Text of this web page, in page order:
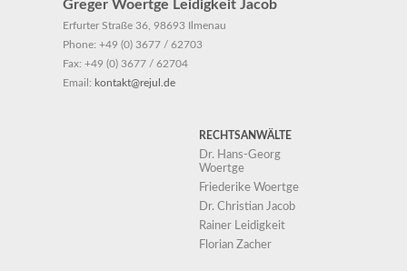
Greger Woertge Leidigkeit Jacob
Erfurter Straße 36, 98693 Ilmenau
Phone: +49 (0) 3677 / 62703
Fax: +49 (0) 3677 / 62704
Email: kontakt@rejul.de
RECHTSANWÄLTE
Dr. Hans-Georg
Woertge
Friederike Woertge
Dr. Christian Jacob
Rainer Leidigkeit
Florian Zacher